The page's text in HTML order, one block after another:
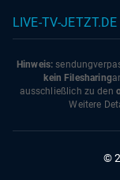
LIVE-TV-JETZT.DE
Hinweis:
kein Filesharing
ausschließlich zu den
Weitere
©